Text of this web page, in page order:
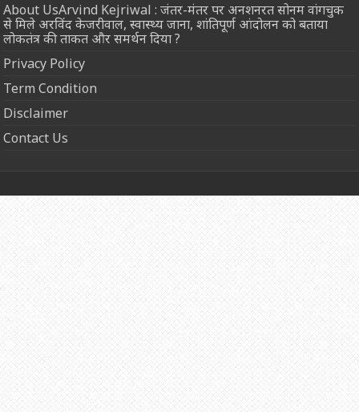
About UsArvind Kejriwal : जंतर-मंतर पर अनशनरत सोनम वांगचुक
से मिले अरविंद केजरीवाल, स्वास्थ्य जाना, शांतिपूर्ण आंदोलन को बताया
लोकतंत्र की ताकत और समर्थन दिया ?
Privacy Policy
Term Condition
Disclaimer
Contact Us